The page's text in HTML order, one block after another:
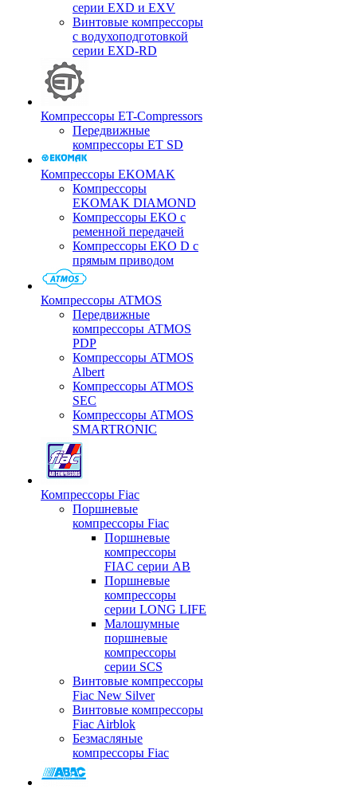
серии EXD и EXV
Винтовые компрессоры
с водухоподготовкой
серии EXD-RD
Компрессоры ET-Compressors
Передвижные
компрессоры ET SD
Компрессоры EKOMAK
Компрессоры
EKOMAK DIAMOND
Компрессоры EKO c
ременной передачей
Компрессоры EKO D с
прямым приводом
Компрессоры ATMOS
Передвижные
компрессоры ATMOS
PDP
Компрессоры ATMOS
Albert
Компрессоры ATMOS
SEC
Компрессоры ATMOS
SMARTRONIC
Компрессоры Fiac
Поршневые
компрессоры Fiac
Поршневые
компрессоры
FIAC серии AB
Поршневые
компрессоры
серии LONG LIFE
Малошумные
поршневые
компрессоры
серии SCS
Винтовые компрессоры
Fiac New Silver
Винтовые компрессоры
Fiac Airblok
Безмасляные
компрессоры Fiac